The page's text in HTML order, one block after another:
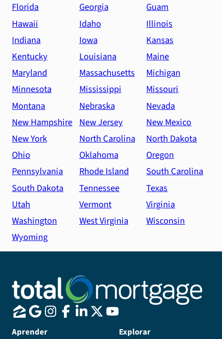
Florida
Georgia
Guam
Hawaii
Idaho
Illinois
Indiana
Iowa
Kansas
Kentucky
Louisiana
Maine
Maryland
Massachusetts
Michigan
Minnesota
Mississippi
Missouri
Montana
Nebraska
Nevada
New Hampshire New Jersey
New Mexico
New York
North Carolina
North Dakota
Ohio
Oklahoma
Oregon
Pennsylvania
Rhode Island
South Carolina
South Dakota
Tennessee
Texas
Utah
Vermont
Virginia
Washington
West Virginia
Wisconsin
Wyoming
Aprender Explorar